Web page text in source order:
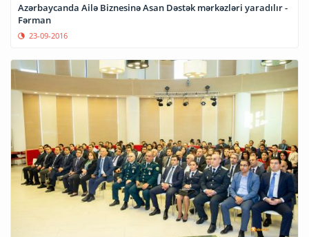
Azərbaycanda Ailə Biznesinə Asan Dəstək mərkəzləri yaradılır -
Fərman
23-09-2016